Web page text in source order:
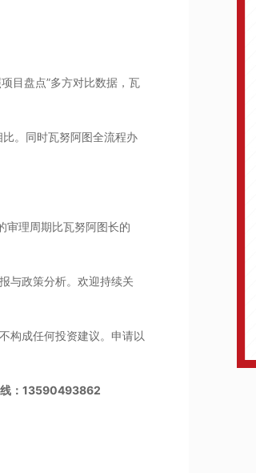
目盘点”多方对比数据，瓦
。同时瓦努阿图全流程办
审理周期比瓦努阿图长的
与政策分析。欢迎持续关
构成任何投资建议。申请以
线：13590493862